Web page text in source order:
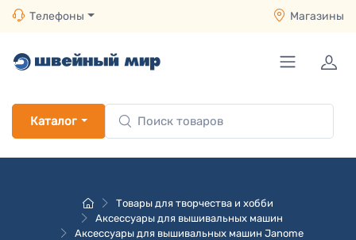
Телефоны Магазины
Каталог
Товары для творчества и хобби
Аксессуары для вышивальных машин
Аксессуары для вышивальных машин Janome